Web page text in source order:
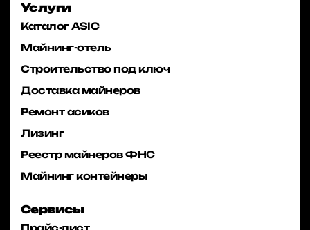
Услуги
Каталог ASIC
Майнинг-отель
Строительство под ключ
Доставка майнеров
Ремонт асиков
Лизинг
Реестр майнеров ФНС
Майнинг контейнеры
Сервисы